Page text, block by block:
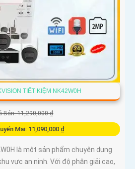
TIẾT KIỆM NK42W0H
Bán: 11,290,000 ₫
Mại: 11,090,000 ₫
là một sản phẩm chuyên dụng
vực an ninh. Với độ phân giải cao,